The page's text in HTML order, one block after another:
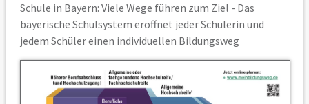
Schule in Bayern: Viele Wege führen zum Ziel - Das
bayerische Schulsystem eröffnet jeder Schülerin und
jedem Schüler einen individuellen Bildungsweg